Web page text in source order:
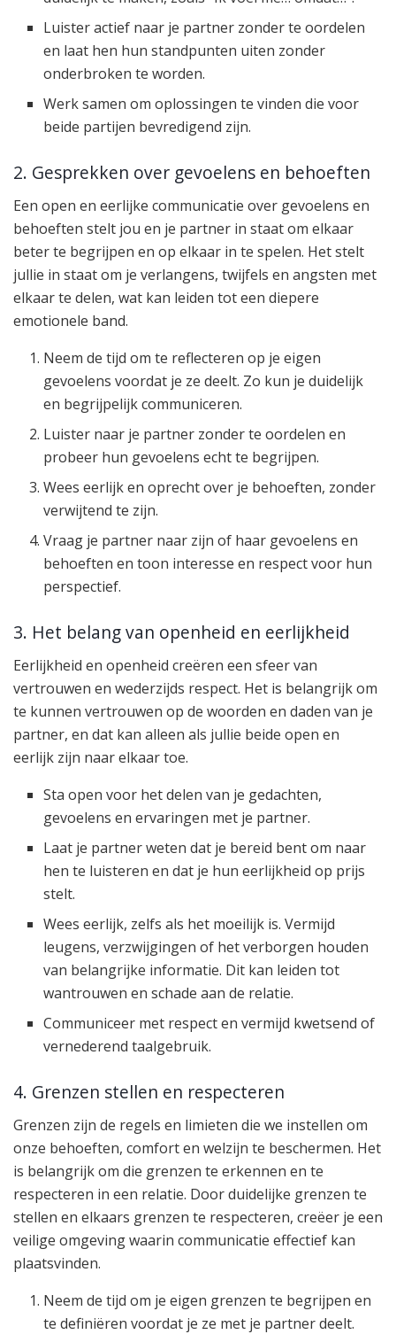
Luister actief naar je partner zonder te oordelen
en laat hen hun standpunten uiten zonder
onderbroken te worden.
Werk samen om oplossingen te vinden die voor
beide partijen bevredigend zijn.
2. Gesprekken over gevoelens en behoeften
Een open en eerlijke communicatie over gevoelens en
behoeften stelt jou en je partner in staat om elkaar
beter te begrijpen en op elkaar in te spelen. Het stelt
jullie in staat om je verlangens, twijfels en angsten met
elkaar te delen, wat kan leiden tot een diepere
emotionele band.
Neem de tijd om te reflecteren op je eigen
gevoelens voordat je ze deelt. Zo kun je duidelijk
en begrijpelijk communiceren.
Luister naar je partner zonder te oordelen en
probeer hun gevoelens echt te begrijpen.
Wees eerlijk en oprecht over je behoeften, zonder
verwijtend te zijn.
Vraag je partner naar zijn of haar gevoelens en
behoeften en toon interesse en respect voor hun
perspectief.
3. Het belang van openheid en eerlijkheid
Eerlijkheid en openheid creëren een sfeer van
vertrouwen en wederzijds respect. Het is belangrijk om
te kunnen vertrouwen op de woorden en daden van je
partner, en dat kan alleen als jullie beide open en
eerlijk zijn naar elkaar toe.
Sta open voor het delen van je gedachten,
gevoelens en ervaringen met je partner.
Laat je partner weten dat je bereid bent om naar
hen te luisteren en dat je hun eerlijkheid op prijs
stelt.
Wees eerlijk, zelfs als het moeilijk is. Vermijd
leugens, verzwijgingen of het verborgen houden
van belangrijke informatie. Dit kan leiden tot
wantrouwen en schade aan de relatie.
Communiceer met respect en vermijd kwetsend of
vernederend taalgebruik.
4. Grenzen stellen en respecteren
Grenzen zijn de regels en limieten die we instellen om
onze behoeften, comfort en welzijn te beschermen. Het
is belangrijk om die grenzen te erkennen en te
respecteren in een relatie. Door duidelijke grenzen te
stellen en elkaars grenzen te respecteren, creëer je een
veilige omgeving waarin communicatie effectief kan
plaatsvinden.
Neem de tijd om je eigen grenzen te begrijpen en
te definiëren voordat je ze met je partner deelt.